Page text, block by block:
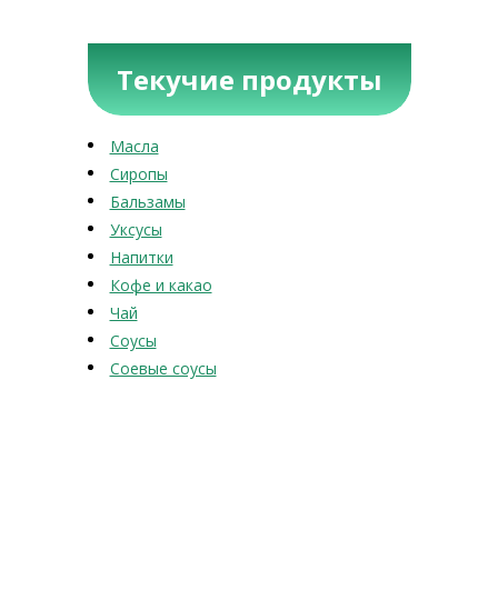
Текучие продукты
Масла
Сиропы
Бальзамы
Уксусы
Напитки
Кофе и какао
Чай
Соусы
Соевые соусы